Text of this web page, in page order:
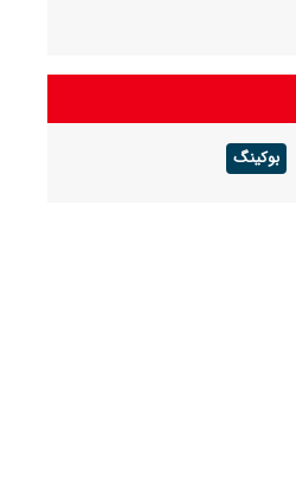
بوکینگ